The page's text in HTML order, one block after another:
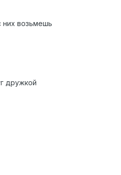
возьмешь
дружкой